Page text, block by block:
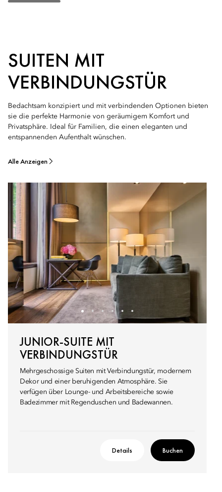
SUITEN MIT
VERBINDUNGSTÜR
Bedachtsam konzipiert und mit verbindenden Optionen bieten
sie die perfekte Harmonie von geräumigem Komfort und
Privatsphäre. Ideal für Familien, die einen eleganten und
entspannenden Aufenthalt wünschen.
Alle Anzeigen
JUNIOR-SUITE MIT
VERBINDUNGSTÜR
Mehrgeschossige Suiten mit Verbindungstür, modernem
Dekor und einer beruhigenden Atmosphäre. Sie
verfügen über Lounge- und Arbeitsbereiche sowie
Badezimmer mit Regenduschen und Badewannen.
Details Buchen